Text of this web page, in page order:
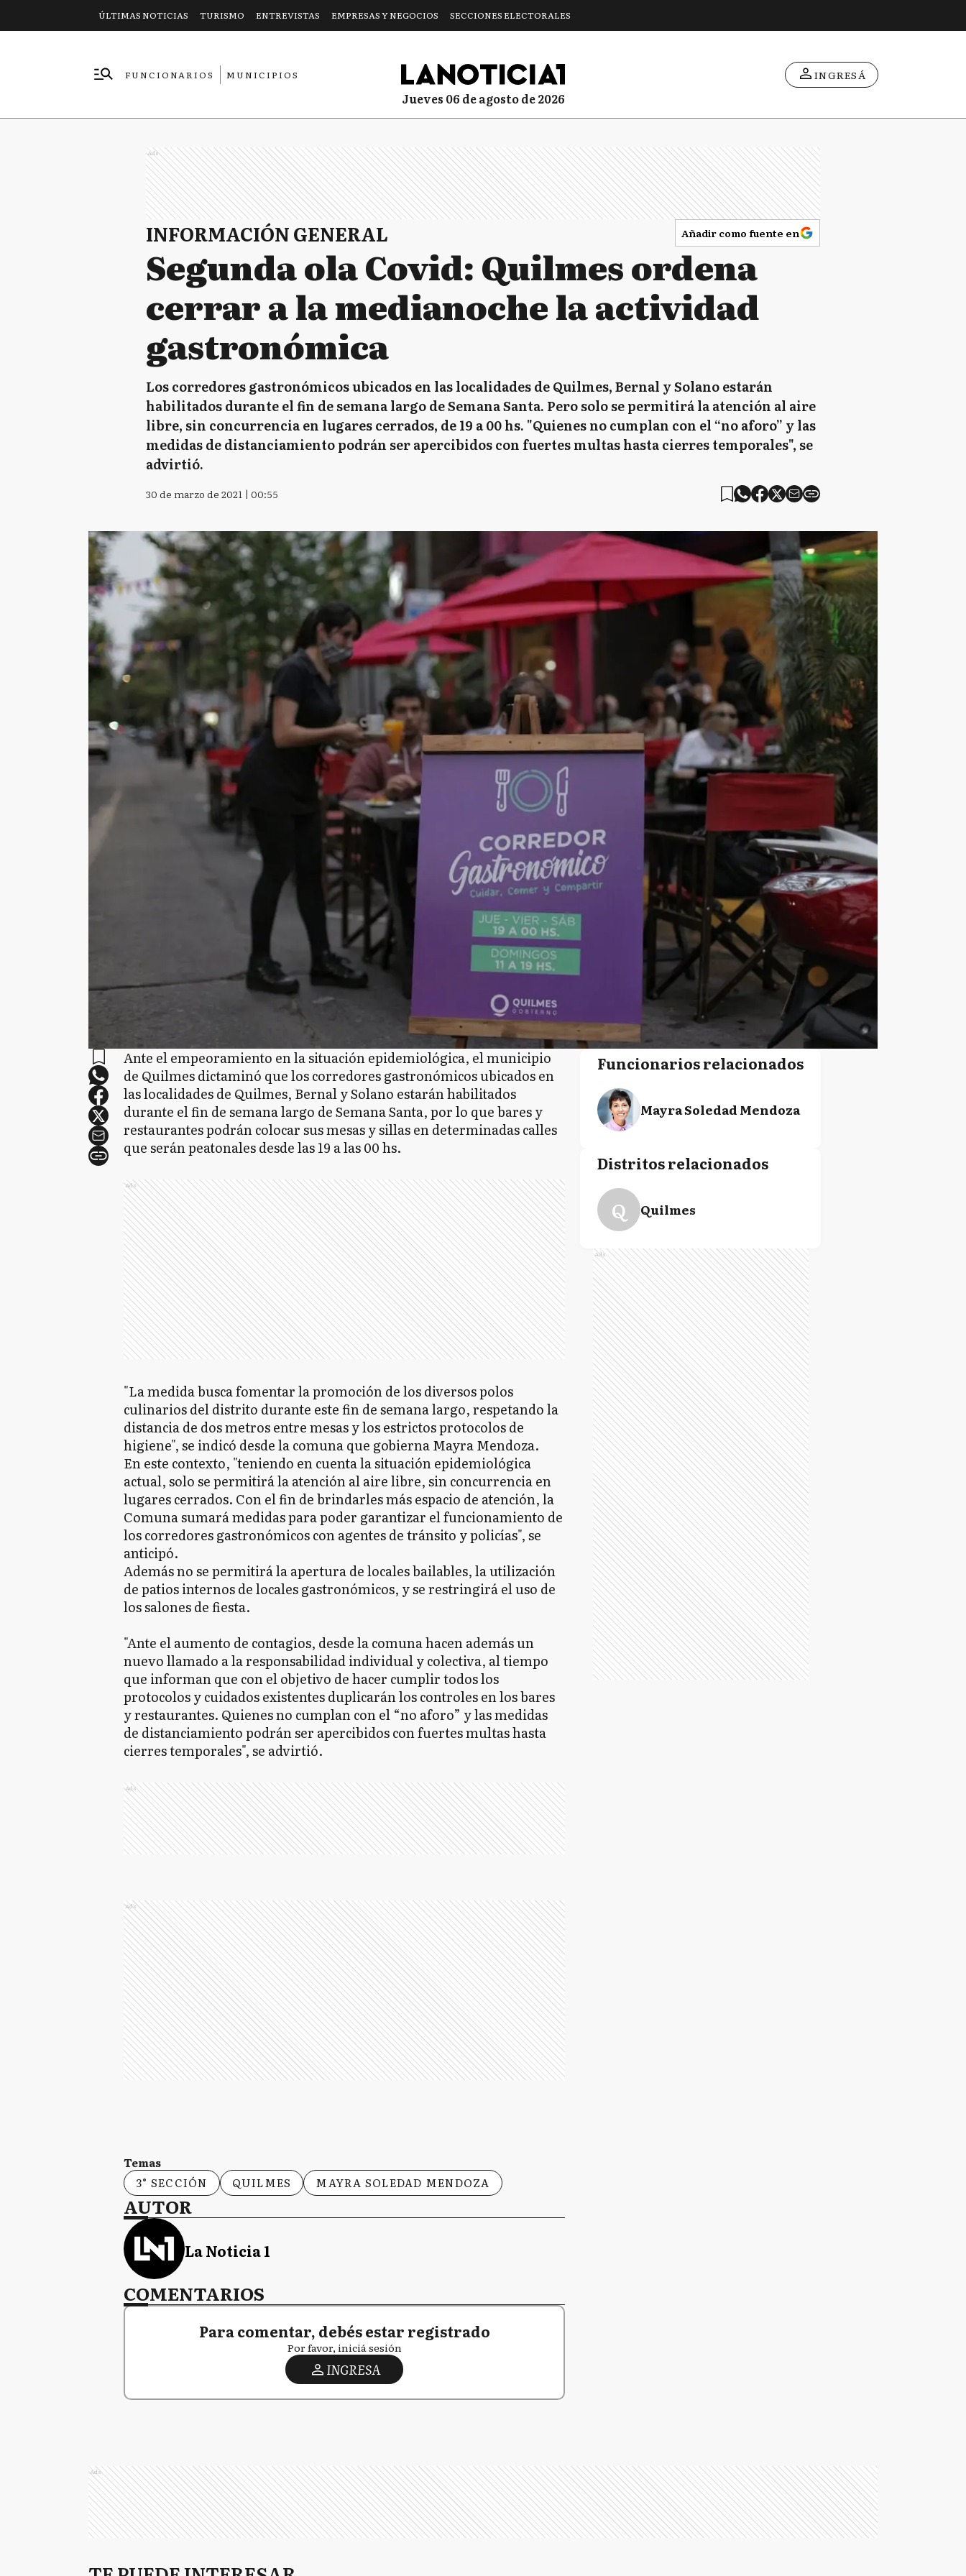
ÚLTIMAS NOTICIAS TURISMO ENTREVISTAS EMPRESAS Y NEGOCIOS SECCIONES ELECTORALES
FUNCIONARIOS
MUNICIPIOS
jueves 06 de agosto de 2026
INGRESÁ
Ads
INFORMACIÓN GENERAL Añadir como fuente en
Segunda ola Covid: Quilmes ordena
cerrar a la medianoche la actividad
gastronómica
Los corredores gastronómicos ubicados en las localidades de Quilmes, Bernal y Solano estarán
habilitados durante el fin de semana largo de Semana Santa. Pero solo se permitirá la atención al aire
libre, sin concurrencia en lugares cerrados, de 19 a 00 hs. "Quienes no cumplan con el “no aforo” y las
medidas de distanciamiento podrán ser apercibidos con fuertes multas hasta cierres temporales", se
advirtió.
30 de marzo de 2021 | 00:55
Ante el empeoramiento en la situación epidemiológica, el municipio
de Quilmes dictaminó que los corredores gastronómicos ubicados en
las localidades de Quilmes, Bernal y Solano estarán habilitados
durante el fin de semana largo de Semana Santa, por lo que bares y
restaurantes podrán colocar sus mesas y sillas en determinadas calles
que serán peatonales desde las 19 a las 00 hs.
Ads
"La medida busca fomentar la promoción de los diversos polos
culinarios del distrito durante este fin de semana largo, respetando la
distancia de dos metros entre mesas y los estrictos protocolos de
higiene", se indicó desde la comuna que gobierna Mayra Mendoza.
En este contexto, "teniendo en cuenta la situación epidemiológica
actual, solo se permitirá la atención al aire libre, sin concurrencia en
lugares cerrados. Con el fin de brindarles más espacio de atención, la
Comuna sumará medidas para poder garantizar el funcionamiento de
los corredores gastronómicos con agentes de tránsito y policías", se
anticipó.
Además no se permitirá la apertura de locales bailables, la utilización
de patios internos de locales gastronómicos, y se restringirá el uso de
los salones de fiesta.
"Ante el aumento de contagios, desde la comuna hacen además un
nuevo llamado a la responsabilidad individual y colectiva, al tiempo
que informan que con el objetivo de hacer cumplir todos los
protocolos y cuidados existentes duplicarán los controles en los bares
y restaurantes. Quienes no cumplan con el “no aforo” y las medidas
de distanciamiento podrán ser apercibidos con fuertes multas hasta
cierres temporales", se advirtió.
Ads
Ads
Temas
3° SECCIÓN
QUILMES MAYRA SOLEDAD MENDOZA
AUTOR
La Noticia 1
COMENTARIOS
Para comentar, debés estar registrado
Por favor, iniciá sesión
INGRESA
Funcionarios relacionados
Mayra Soledad Mendoza
Distritos relacionados
Q Quilmes
Ads
Ads